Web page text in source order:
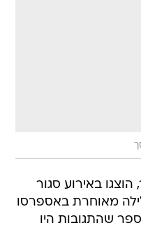
20 במספר, הוצגו באירוע סגור
מאוחרת באספרסו
שהתגובות היו